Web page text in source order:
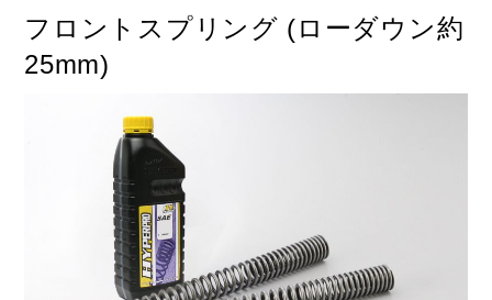
BUELL
KTM
MV AGUSTA
TRIUMPH
フロントスプリング (ローダウン約
25mm)